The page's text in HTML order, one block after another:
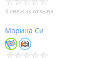
4 свежих отзыва
Марина Си